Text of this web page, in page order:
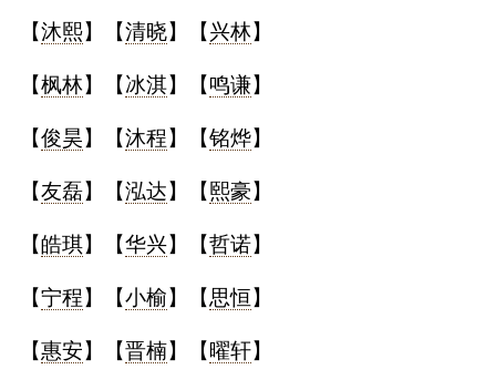
男孩名字打分
女孩名字打分
生
肖
起
【沐熙】【清晓】【兴林】
【枫林】【冰淇】【鸣谦】
【俊昊】【沐程】【铭烨】
【友磊】【泓达】【熙豪】
【皓琪】【华兴】【哲诺】
【宁程】【小榆】【思恒】
【惠安】【晋楠】【 曜轩】